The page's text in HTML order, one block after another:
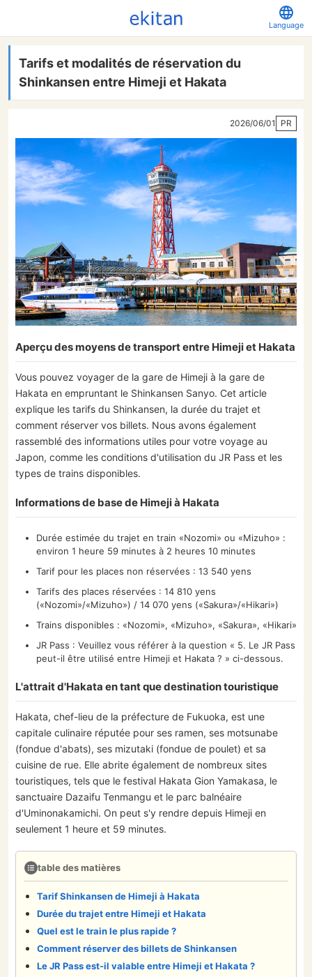
Language
Tarifs et modalités de réservation du
Shinkansen entre Himeji et Hakata
2026/06/01 PR
Aperçu des moyens de transport entre Himeji et Hakata
Vous pouvez voyager de la gare de Himeji à la gare de
Hakata en empruntant le Shinkansen Sanyo. Cet article
explique les tarifs du Shinkansen, la durée du trajet et
comment réserver vos billets. Nous avons également
rassemblé des informations utiles pour votre voyage au
Japon, comme les conditions d'utilisation du JR Pass et les
types de trains disponibles.
Informations de base de Himeji à Hakata
Durée estimée du trajet en train «Nozomi» ou «Mizuho» :
environ 1 heure 59 minutes à 2 heures 10 minutes
Tarif pour les places non réservées : 13 540 yens
Tarifs des places réservées : 14 810 yens
(«Nozomi»/«Mizuho») / 14 070 yens («Sakura»/«Hikari»)
Trains disponibles : «Nozomi», «Mizuho», «Sakura», «Hikari»
JR Pass : Veuillez vous référer à la question « 5. Le JR Pass
peut-il être utilisé entre Himeji et Hakata ? » ci-dessous.
L'attrait d'Hakata en tant que destination touristique
Hakata, chef-lieu de la préfecture de Fukuoka, est une
capitale culinaire réputée pour ses ramen, ses motsunabe
(fondue d'abats), ses mizutaki (fondue de poulet) et sa
cuisine de rue. Elle abrite également de nombreux sites
touristiques, tels que le festival Hakata Gion Yamakasa, le
sanctuaire Dazaifu Tenmangu et le parc balnéaire
d'Uminonakamichi. On peut s'y rendre depuis Himeji en
seulement 1 heure et 59 minutes.
table des matières
Tarif Shinkansen de Himeji à Hakata
Durée du trajet entre Himeji et Hakata
Quel est le train le plus rapide ?
Comment réserver des billets de Shinkansen
Le JR Pass est-il valable entre Himeji et Hakata ?